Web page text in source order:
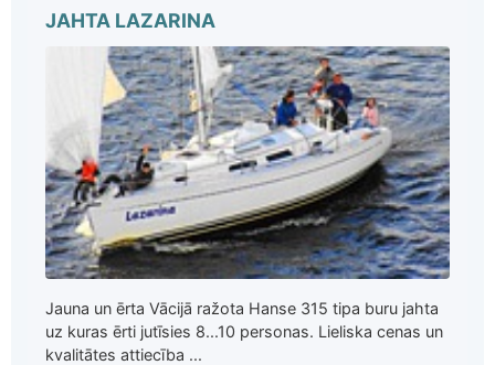
JAHTA LAZARINA
Jauna un ērta Vācijā ražota Hanse 315 tipa buru jahta
uz kuras ērti jutīsies 8...10 personas. Lieliska cenas un
kvalitātes attiecība ...